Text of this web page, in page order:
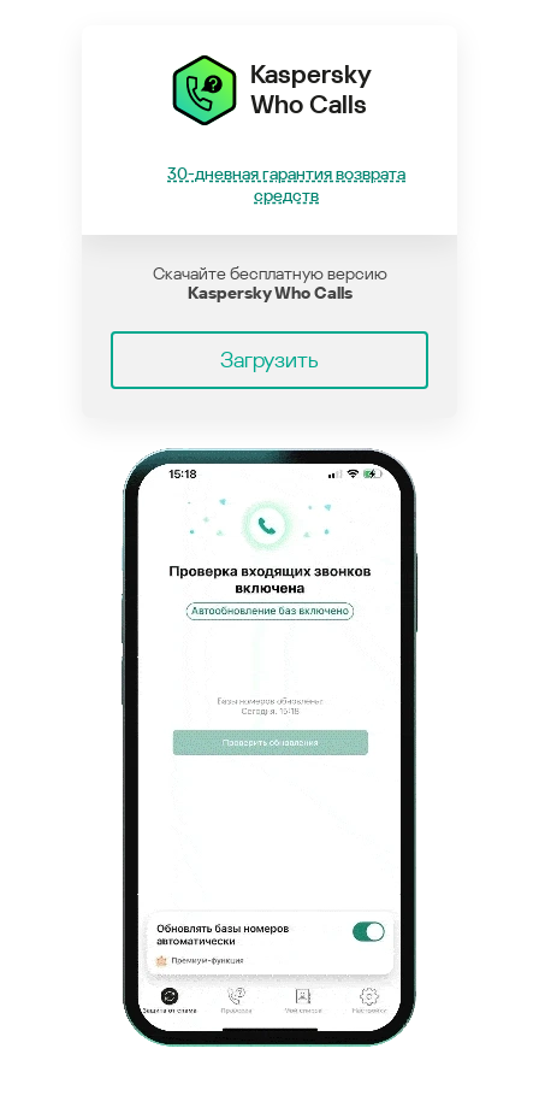
Kaspersky
Who Calls
30-дневная гарантия возврата
средств
Скачайте бесплатную версию
Kaspersky Who Calls
Загрузить